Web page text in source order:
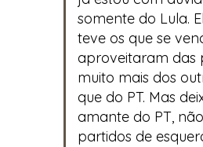
somente do Lula.
teve os que se
aproveitaram das
muito mais dos
que do PT. Mas
amante do PT,
partidos de